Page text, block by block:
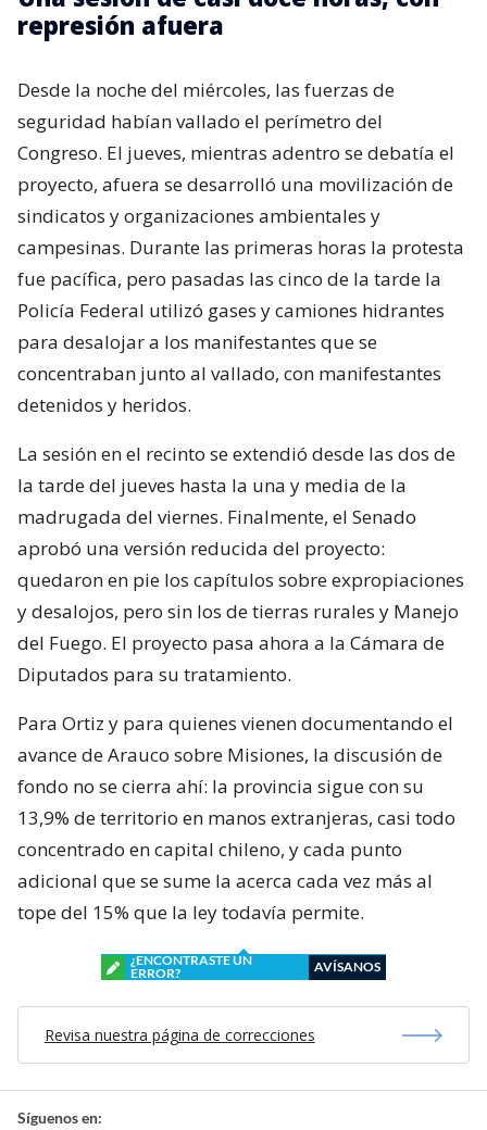
represión afuera
Desde la noche del miércoles, las fuerzas de
seguridad habían vallado el perímetro del
Congreso. El jueves, mientras adentro se debatía el
proyecto, afuera se desarrolló una movilización de
sindicatos y organizaciones ambientales y
campesinas. Durante las primeras horas la protesta
fue pacífica, pero pasadas las cinco de la tarde la
Policía Federal utilizó gases y camiones hidrantes
para desalojar a los manifestantes que se
concentraban junto al vallado, con manifestantes
detenidos y heridos.
La sesión en el recinto se extendió desde las dos de
la tarde del jueves hasta la una y media de la
madrugada del viernes. Finalmente, el Senado
aprobó una versión reducida del proyecto:
quedaron en pie los capítulos sobre expropiaciones
y desalojos, pero sin los de tierras rurales y Manejo
del Fuego. El proyecto pasa ahora a la Cámara de
Diputados para su tratamiento.
Para Ortiz y para quienes vienen documentando el
avance de Arauco sobre Misiones, la discusión de
fondo no se cierra ahí: la provincia sigue con su
13,9% de territorio en manos extranjeras, casi todo
concentrado en capital chileno, y cada punto
adicional que se sume la acerca cada vez más al
tope del 15% que la ley todavía permite.
¿ENCONTRASTE UN
ERROR?
AVÍSANOS
Revisa nuestra página de correcciones
Síguenos en: